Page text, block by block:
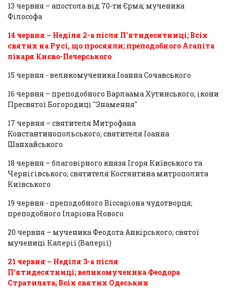
13 червня – апостола від 70-ти Єрма; мученика
Філософа
14 червня – Неділя 2-а після П'ятидесятниці; Всіх
святих на Русі, що просяяли; преподобного Агапіта
лікаря Києво-Печерського
15 червня - великомученика Іоанна Сочавського
16 червня – преподобного Варлаама Хутинського; ікони
Пресвятої Богородиці "Знамення"
17 червня – святителя Митрофана
Константинопольського; святителя Іоанна
Шанхайського
18 червня – благовірного князя Ігоря Київського та
Чернігівського; святителя Костянтина митрополита
Київського
19 червня - преподобного Віссаріона чудотворця;
преподобного Іларіона Нового
20 червня – мученика Феодота Анкірського; святої
мучениці Калерії (Валерії)
21 червня – Неділя 3-а після
П'ятидесятниці; великомученика Феодора
Стратилата; Всіх святих Одеських